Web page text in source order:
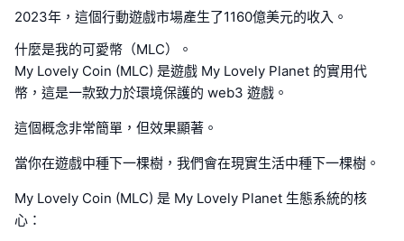
2023年，這個行動遊戲市場產生了1160億美元的收入。
什麼是我的可愛幣（MLC）。
My Lovely Coin (MLC) 是遊戲 My Lovely Planet 的實用代
幣，這是一款致力於環境保護的 web3 遊戲。
這個概念非常簡單，但效果顯著。
當你在遊戲中種下一棵樹，我們會在現實生活中種下一棵樹。
My Lovely Coin (MLC) 是 My Lovely Planet 生態系統的核
心：